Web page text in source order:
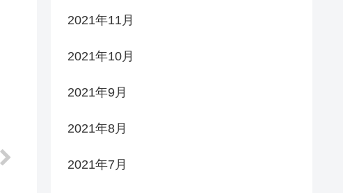
2021年11月
2021年10月
2021年9月
2021年8月
2021年7月